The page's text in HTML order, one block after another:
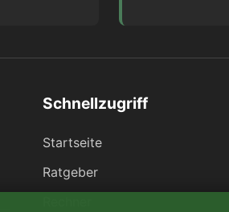
Schnellzugriff
Startseite
Ratgeber